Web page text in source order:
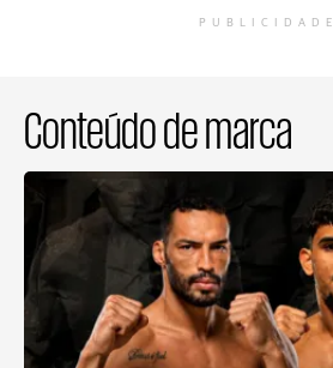
PUBLICIDADE
Conteúdo de marca